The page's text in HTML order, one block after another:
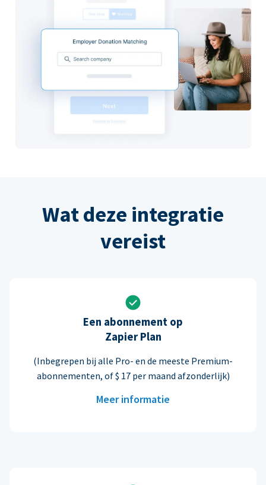
Wat deze integratie
vereist
Een abonnement op
Zapier Plan
(Inbegrepen bij alle Pro- en de meeste Premium-
abonnementen, of $ 17 per maand afzonderlijk)
Meer informatie